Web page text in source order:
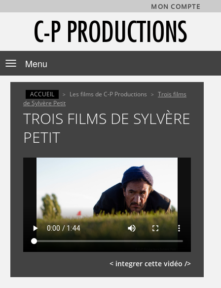
MON COMPTE
C-P PRODUCTIONS
Toggle
navigation
ACCUEIL > Les films de C-P Productions >
Trois films
de Sylvère Petit
TROIS FILMS DE SYLVÈRE
PETIT
< integrer cette vidéo />